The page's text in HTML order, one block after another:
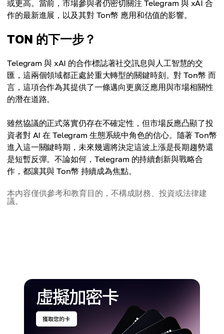
或更高。當前，市場參與者仍密切關注 Telegram 與 xAI 合
作的最新進展，以及其對 Ton幣 應用和估值的影響。
TON 的下一步？
Telegram 與 xAI 的合作標誌著社交訊息與人工智慧的交
匯，這兩個領域都正處於重大轉型的關鍵時刻。對 Ton幣 而
言，這項合作為其提供了一條邁向更廣泛應用與市場相關性
的潛在道路。
雖然協議的正式落實仍存在不確定性，但市場反應凸顯了投
資者對 AI 在 Telegram 生態系統中角色的信心。隨著 Ton幣
進入這一關鍵時期，未來幾週將決定這波上漲是長期趨勢還
是短暫反彈。不論如何，Telegram 的持續創新與戰略合
作，都讓其與 Ton幣 持續成為焦點。
本內容僅供參考和教育目的，不構成財務、投資或法律建
議。